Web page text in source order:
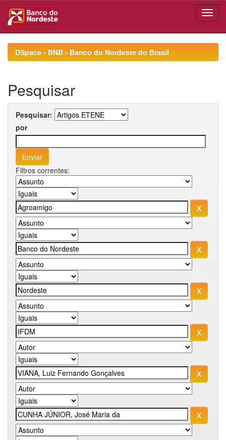
navigationDSpace - BNB - Banco do Nordeste do Brasil
Pesquisar
Pesquisar:
por
Filtros correntes: